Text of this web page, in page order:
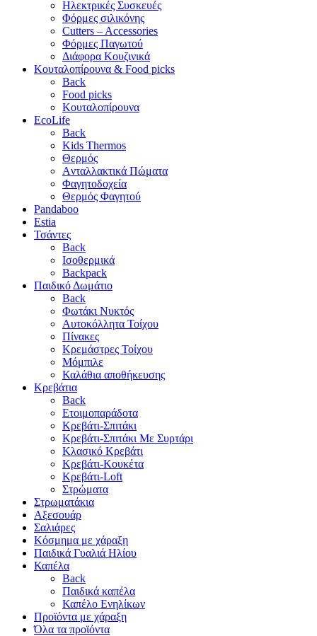
Ηλεκτρικές Συσκευές
Φόρμες σιλικόνης
Cutters – Accessories
Φόρμες Παγωτού
Διάφορα Κουζινικά
Κουταλοπίρουνα & Food picks
Back
Food picks
Κουταλοπίρουνα
EcoLife
Back
Kids Thermos
Θερμός
Aνταλλακτικά Πώματα
Φαγητοδοχεία
Θερμός Φαγητού
Pandaboo
Estia
Τσάντες
Back
Ισοθερμικά
Backpack
Παιδικό Δωμάτιο
Back
Φωτάκι Νυκτός
Αυτοκόλλητα Τοίχου
Πίνακες
Κρεμάστρες Τοίχου
Μόμπιλε
Καλάθια αποθήκευσης
Κρεβάτια
Back
Ετοιμοπαράδοτα
Κρεβάτι-Σπιτάκι
Κρεβάτι-Σπιτάκι Με Συρτάρι
Κλασικό Κρεβάτι
Κρεβάτι-Κουκέτα
Κρεβάτι-Loft
Στρώματα
Στρωματάκια
Αξεσουάρ
Σαλιάρες
Κόσμημα με χάραξη
Παιδικά Γυαλιά Ηλίου
Καπέλα
Back
Παιδικά καπέλα
Καπέλο Ενηλίκων
Προϊόντα με χάραξη
Όλα τα προϊόντα